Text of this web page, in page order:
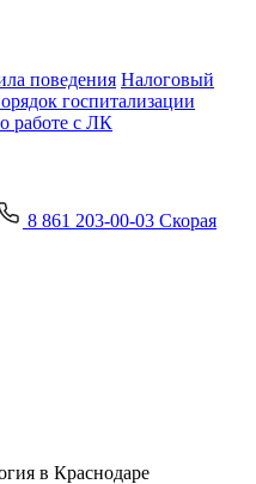
поведения Налоговый
госпитализации
работе с ЛК
8 861 203-00-03 Скорая
в Краснодаре